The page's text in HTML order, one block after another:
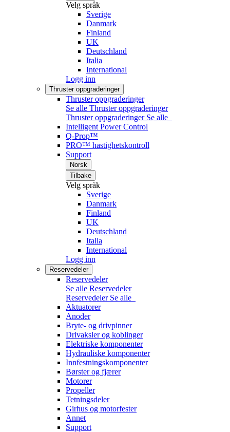
Velg språk
Sverige
Danmark
Finland
UK
Deutschland
Italia
International
Logg inn
Thruster oppgraderinger
Thruster oppgraderinger
Se alle Thruster oppgraderinger
Thruster oppgraderinger Se alle
Intelligent Power Control
Q-Prop™
PRO™ hastighetskontroll
Support
Norsk
Tilbake
Velg språk
Sverige
Danmark
Finland
UK
Deutschland
Italia
International
Logg inn
Reservedeler
Reservedeler
Se alle Reservedeler
Reservedeler Se alle
Aktuatorer
Anoder
Bryte- og drivpinner
Drivaksler og koblinger
Elektriske komponenter
Hydrauliske komponenter
Innfestningskomponenter
Børster og fjærer
Motorer
Propeller
Tetningsdeler
Girhus og motorfester
Annet
Support